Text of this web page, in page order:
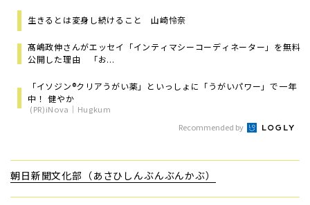
生きるとは変身し続けること 山崎怜奈
髙嶋政伸さんがエッセイ「インティマシーコーディネーター」を無料
公開した理由 「お...
「イソジン®クリアうがい薬」といっしょに「うがいパワー」で一年
中！ 健やか
(PR)iNova｜Hugkum
Recommended by
朝日新聞文化部（あさひしんぶんぶんかぶ）